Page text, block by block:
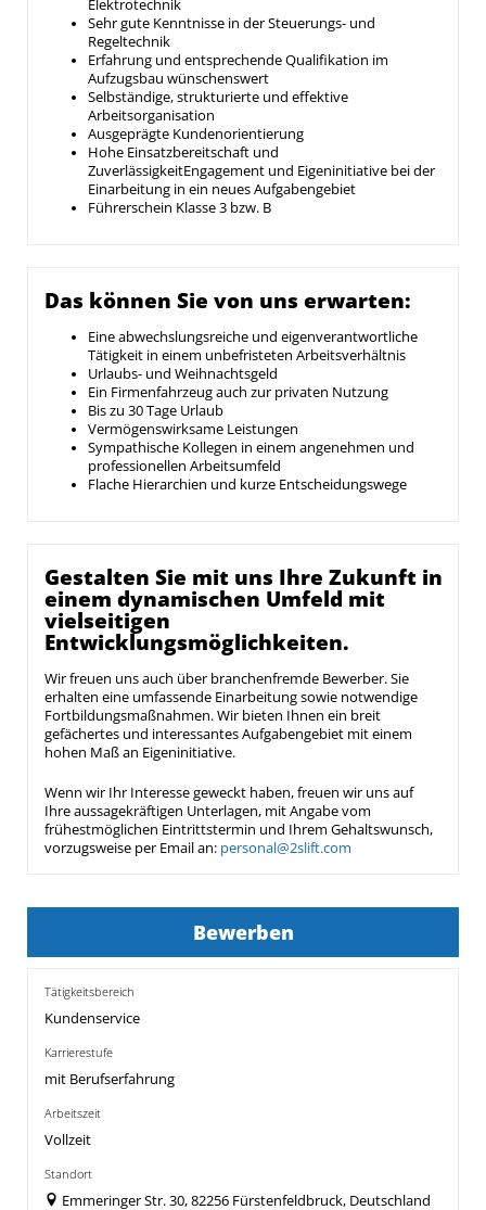
Elektrotechnik
Sehr gute Kenntnisse in der Steuerungs- und
Regeltechnik
Erfahrung und entsprechende Qualifikation im
Aufzugsbau wünschenswert
Selbständige, strukturierte und effektive
Arbeitsorganisation
Ausgeprägte Kundenorientierung
Hohe Einsatzbereitschaft und
ZuverlässigkeitEngagement und Eigeninitiative bei der
Einarbeitung in ein neues Aufgabengebiet
Führerschein Klasse 3 bzw. B
Das können Sie von uns erwarten:
Eine abwechslungsreiche und eigenverantwortliche
Tätigkeit in einem unbefristeten Arbeitsverhältnis
Urlaubs- und Weihnachtsgeld
Ein Firmenfahrzeug auch zur privaten Nutzung
Bis zu 30 Tage Urlaub
Vermögenswirksame Leistungen
Sympathische Kollegen in einem angenehmen und
professionellen Arbeitsumfeld
Flache Hierarchien und kurze Entscheidungswege
Gestalten Sie mit uns Ihre Zukunft in
einem dynamischen Umfeld mit
vielseitigen
Entwicklungsmöglichkeiten.
Wir freuen uns auch über branchenfremde Bewerber. Sie
erhalten eine umfassende Einarbeitung sowie notwendige
Fortbildungsmaßnahmen. Wir bieten Ihnen ein breit
gefächertes und interessantes Aufgabengebiet mit einem
hohen Maß an Eigeninitiative.
Wenn wir Ihr Interesse geweckt haben, freuen wir uns auf
Ihre aussagekräftigen Unterlagen, mit Angabe vom
frühestmöglichen Eintrittstermin und Ihrem Gehaltswunsch,
vorzugsweise per Email an: personal@2slift.com
Bewerben
Tätigkeitsbereich
Kundenservice
Karrierestufe
mit Berufserfahrung
Arbeitszeit
Vollzeit
Standort
Emmeringer Str. 30, 82256 Fürstenfeldbruck, Deutschland